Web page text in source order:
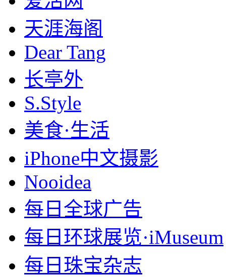
天涯海阁
Dear Tang
长亭外
S.Style
美食·生活
iPhone中文摄影
Nooidea
每日全球广告
每日环球展览·iMuseum
每日珠宝杂志